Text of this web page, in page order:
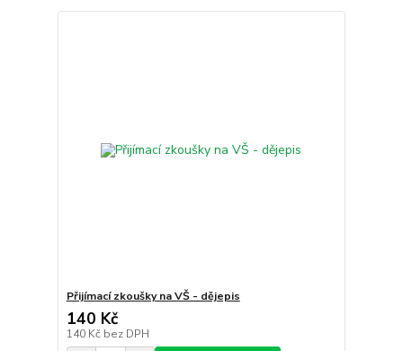
Přijímací zkoušky na VŠ - dějepis
140 Kč
140 Kč bez DPH